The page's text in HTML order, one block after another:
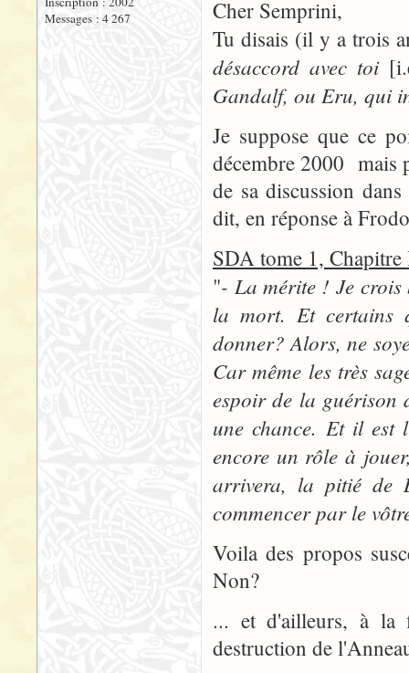
Messages : 4 267
Cher Semprini,
Tu disais (il y a trois
désaccord avec toi
Gandalf, ou Eru, qui
Je suppose que ce
décembre 2000 mais
de sa discussion
dit, en réponse à
SDA tome 1,
"- La mérite ! Je crois
la mort. Et certains
donner? Alors, ne
Car même les très
espoir de la guérison
une chance. Et il
encore un rôle à
arrivera, la pitié de
commencer par le
Voila des propos
Non?
... et d'ailleurs, à la
destruction de